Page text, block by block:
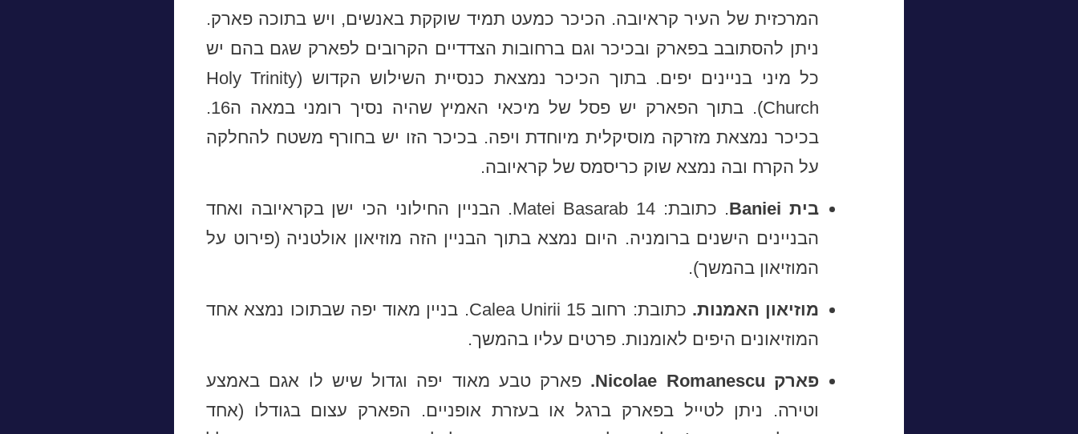
המרכזית של העיר קראיובה. הכיכר כמעט תמיד שוקקת באנשים, ויש בתוכה פארק.
ניתן להסתובב בפארק ובכיכר וגם ברחובות הצדדיים הקרובים לפארק שגם בהם יש
כל מיני בניינים יפים. בתוך הכיכר נמצאת כנסיית השילוש הקדוש (Holy Trinity
Church). בתוך הפארק יש פסל של מיכאי האמיץ שהיה נסיך רומני במאה ה16.
בכיכר נמצאת מזרקה מוסיקלית מיוחדת ויפה. בכיכר הזו יש בחורף משטח להחלקה
על הקרח ובה נמצא שוק כריסמס של קראיובה.
בית Baniei‬
. כתובת: Matei Basarab 14. הבניין החילוני הכי ישן בקראיובה ואחד
הבניינים הישנים ברומניה. היום נמצא בתוך הבניין הזה מוזיאון אולטניה (פירוט על
המוזיאון בהמשך).
מוזיאון האמנות.
כתובת: רחוב Calea Unirii 15. בניין מאוד יפה שבתוכו נמצא אחד
המוזיאונים היפים לאומנות. פרטים עליו בהמשך.
פארק Nicolae Romanescu.
פארק טבע מאוד יפה וגדול שיש לו אגם באמצע
וטירה. ניתן לטייל בפארק ברגל או בעזרת אופניים. הפארק עצום בגודלו (אחד